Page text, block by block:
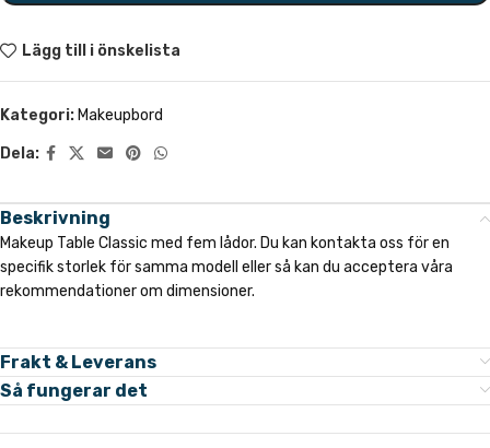
Lägg till i önskelista
Kategori: Makeupbord
Dela:
Beskrivning
Makeup Table Classic med fem lådor. Du kan kontakta oss för en
specifik storlek för samma modell eller så kan du acceptera våra
rekommendationer om dimensioner.
Frakt & Leverans
Så fungerar det